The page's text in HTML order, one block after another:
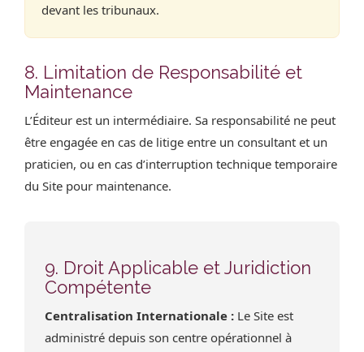
devant les tribunaux.
8. Limitation de Responsabilité et
Maintenance
L’Éditeur est un intermédiaire. Sa responsabilité ne peut
être engagée en cas de litige entre un consultant et un
praticien, ou en cas d’interruption technique temporaire
du Site pour maintenance.
9. Droit Applicable et Juridiction
Compétente
Centralisation Internationale : Le Site est
administré depuis son centre opérationnel à